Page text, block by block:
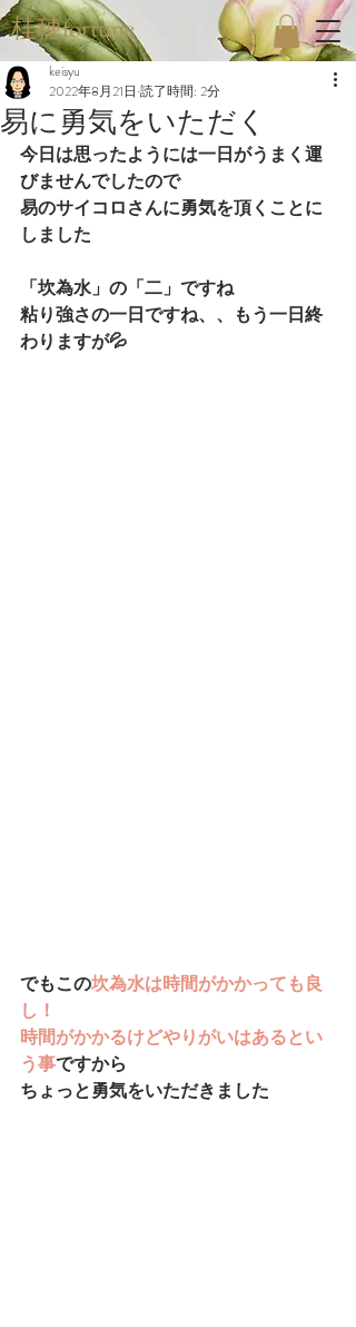
桂穂fortune
易に勇気をいただく
keisyu
2022年8月21日 読了時間: 2分
今日は思ったようには一日がうまく運
びませんでしたので
易のサイコロさんに勇気を頂くことに
しました
「坎為水」の「二」ですね
粘り強さの一日ですね、、もう一日終
わりますが💦
でもこの坎為水は時間がかかっても良
し！
時間がかかるけどやりがいはあるとい
う事ですから
ちょっと勇気をいただきました